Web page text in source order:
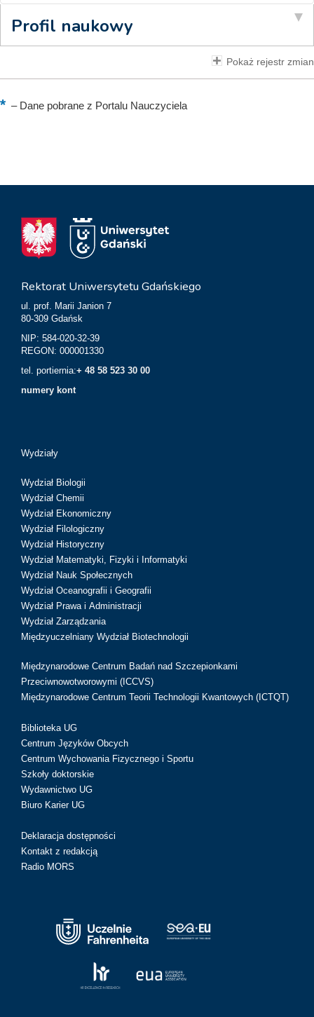
Profil naukowy
Pokaż rejestr zmian
–Dane pobrane z Portalu Nauczyciela
Rektorat Uniwersytetu Gdańskiego
ul. prof. Marii Janion 7
80-309 Gdańsk
NIP: 584-020-32-39
REGON: 000001330
tel. portiernia:+ 48 58 523 30 00
numery kont
Wydziały
Wydział Biologii
Wydział Chemii
Wydział Ekonomiczny
Wydział Filologiczny
Wydział Historyczny
Wydział Matematyki, Fizyki i Informatyki
Wydział Nauk Społecznych
Wydział Oceanografii i Geografii
Wydział Prawa i Administracji
Wydział Zarządzania
Międzyuczelniany Wydział Biotechnologii
Międzynarodowe Centrum Badań nad Szczepionkami
Przeciwnowotworowymi (ICCVS)
Międzynarodowe Centrum Teorii Technologii Kwantowych (ICTQT)
Biblioteka UG
Centrum Języków Obcych
Centrum Wychowania Fizycznego i Sportu
Szkoły doktorskie
Wydawnictwo UG
Biuro Karier UG
Deklaracja dostępności
Kontakt z redakcją
Radio MORS